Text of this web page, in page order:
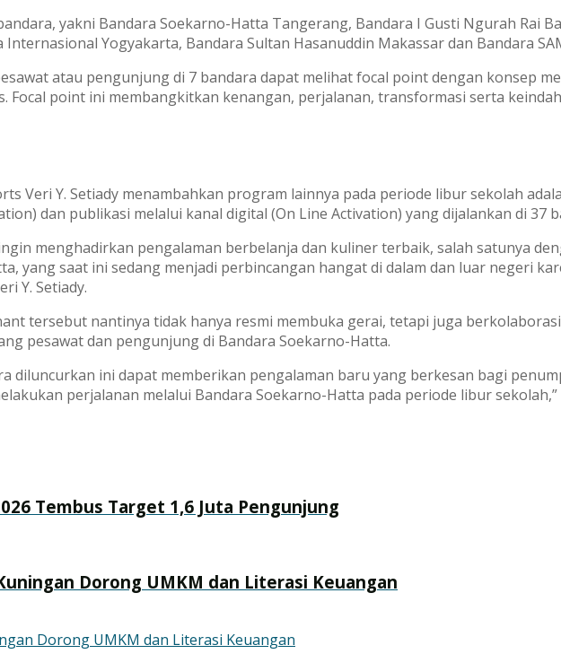
yakni Bandara Soekarno-Hatta Tangerang, Bandara I Gusti Ngurah Rai
Internasional Yogyakarta, Bandara Sultan Hasanuddin Makassar dan Bandara
atau pengunjung di 7 bandara dapat melihat focal point dengan konsep
Focal point ini membangkitkan kenangan, perjalanan, transformasi serta
Veri Y. Setiady menambahkan program lainnya pada periode libur sekolah
dan publikasi melalui kanal digital (On Line Activation) yang dijalankan di 37
menghadirkan pengalaman berbelanja dan kuliner terbaik, salah satunya
yang saat ini sedang menjadi perbincangan hangat di dalam dan luar negeri
Y. Setiady.
tersebut nantinya tidak hanya resmi membuka gerai, tetapi juga
pesawat dan pengunjung di Bandara Soekarno-Hatta.
diluncurkan ini dapat memberikan pengalaman baru yang berkesan bagi
perjalanan melalui Bandara Soekarno-Hatta pada periode libur sekolah,”
Tembus Target 1,6 Juta Pengunjung
Dorong UMKM dan Literasi Keuangan